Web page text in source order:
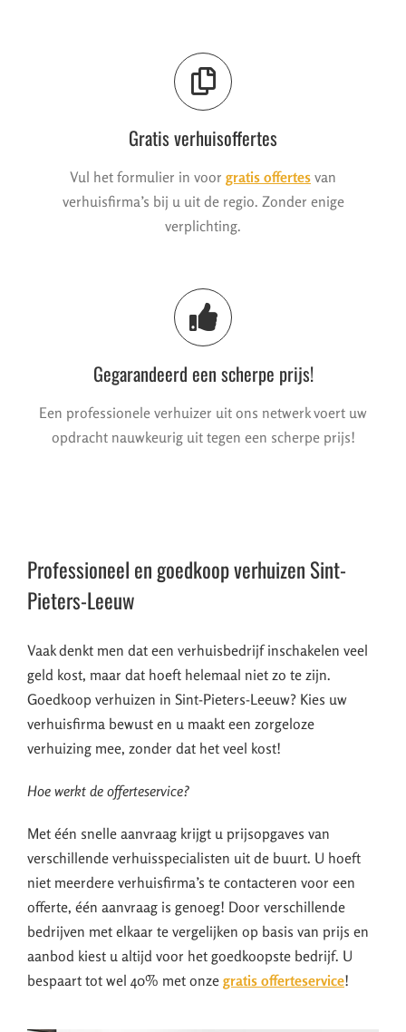
Gratis verhuisoffertes
Vul het formulier in voor gratis offertes van
verhuisfirma’s bij u uit de regio. Zonder enige
verplichting.
Gegarandeerd een scherpe prijs!
Een professionele verhuizer uit ons netwerk voert uw
opdracht nauwkeurig uit tegen een scherpe prijs!
Professioneel en goedkoop verhuizen Sint-
Pieters-Leeuw
Vaak denkt men dat een verhuisbedrijf inschakelen veel
geld kost, maar dat hoeft helemaal niet zo te zijn.
Goedkoop verhuizen in Sint-Pieters-Leeuw? Kies uw
verhuisfirma bewust en u maakt een zorgeloze
verhuizing mee, zonder dat het veel kost!
Hoe werkt de offerteservice?
Met één snelle aanvraag krijgt u prijsopgaves van
verschillende verhuisspecialisten uit de buurt. U hoeft
niet meerdere verhuisfirma’s te contacteren voor een
offerte, één aanvraag is genoeg! Door verschillende
bedrijven met elkaar te vergelijken op basis van prijs en
aanbod kiest u altijd voor het goedkoopste bedrijf. U
bespaart tot wel 40% met onze gratis offerteservice!